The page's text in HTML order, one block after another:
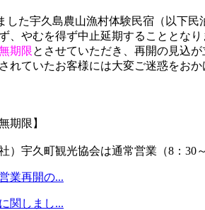
した宇久島農山漁村体験民宿（以下
、やむを得ず中止延期することとなり
期限とさせていただき、再開の見込
れていたお客様には大変ご迷惑をお
期限】
宇久町観光協会は通常営業（8：30
業再開の...
関しまし...